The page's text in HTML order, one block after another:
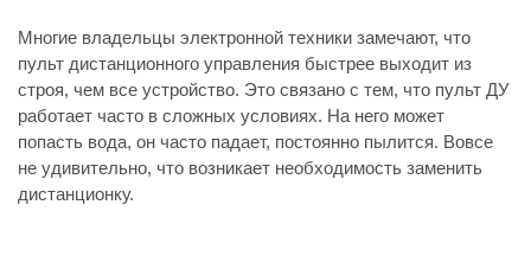
Многие владельцы электронной техники замечают, что
пульт дистанционного управления быстрее выходит из
строя, чем все устройство. Это связано с тем, что пульт ДУ
работает часто в сложных условиях. На него может
попасть вода, он часто падает, постоянно пылится. Вовсе
не удивительно, что возникает необходимость заменить
дистанционку.